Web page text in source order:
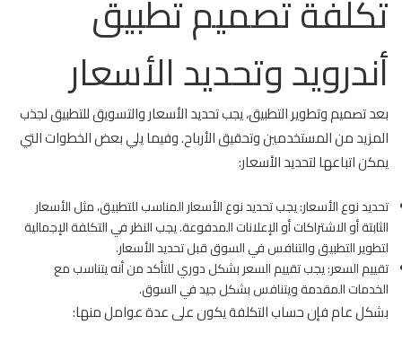
تكلفة تصميم تطبيق
أندرويد وتحديد الأسعار
بعد تصميم وتطوير التطبيق، يجب تحديد الأسعار والتسويق للتطبيق لجذب
المزيد من المستخدمين وتحقيق الأرباح. وفيما يلي بعض الخطوات التي
يمكن اتباعها لتحديد الأسعار:
تحديد نوع الأسعار: يجب تحديد نوع الأسعار المناسب للتطبيق، مثل الأسعار
الثابتة أو الاشتراكات أو الإعلانات المدفوعة. يجب النظر في التكلفة الإجمالية
لتطوير التطبيق والتنافس في السوق قبل تحديد الأسعار.
تقييم السعر: يجب تقييم السعر بشكل دوري للتأكد من أنه يتناسب مع
الخدمات المقدمة ويتنافس بشكل جيد في السوق.
بشكل عام فإن حساب التكلفة يكون على عدة عوامل منها: